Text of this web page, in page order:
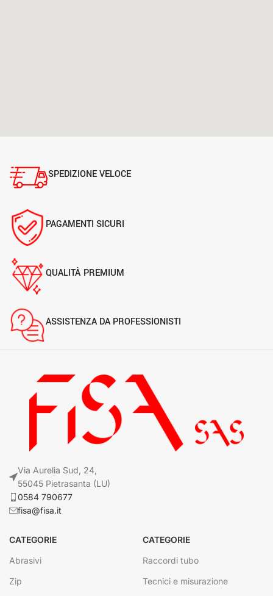
SPEDIZIONE VELOCE
PAGAMENTI SICURI
QUALITÀ PREMIUM
ASSISTENZA DA PROFESSIONISTI
Via Aurelia Sud, 24,
55045 Pietrasanta (LU)
0584 790677
fisa@fisa.it
CATEGORIE
Abrasivi
Zip
CATEGORIE
Raccordi tubo
Tecnici e misurazione